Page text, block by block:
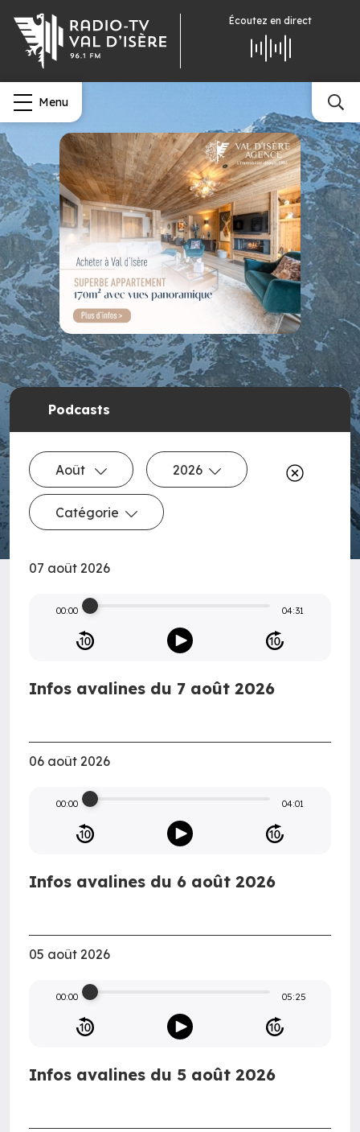
Écoutez en direct
Menu
Podcasts
Août 2026
Catégorie
07 août 2026
00:00 04:31
Infos avalines du 7 août 2026
06 août 2026
00:00 04:01
Infos avalines du 6 août 2026
05 août 2026
00:00 05:25
Infos avalines du 5 août 2026